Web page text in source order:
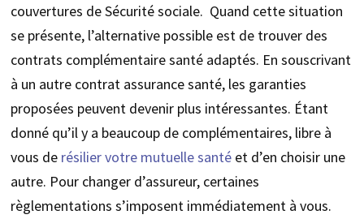
couvertures de Sécurité sociale. Quand cette situation
se présente, l’alternative possible est de trouver des
contrats complémentaire santé adaptés. En souscrivant
à un autre contrat assurance santé, les garanties
proposées peuvent devenir plus intéressantes. Étant
donné qu’il y a beaucoup de complémentaires, libre à
vous de résilier votre mutuelle santéet d’en choisir une
autre. Pour changer d’assureur, certaines
règlementations s’imposent immédiatement à vous.